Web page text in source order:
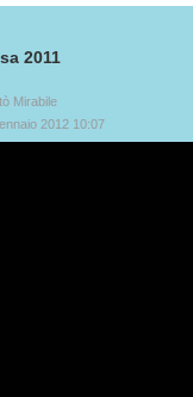
2011
Mirabile
2012 10:07